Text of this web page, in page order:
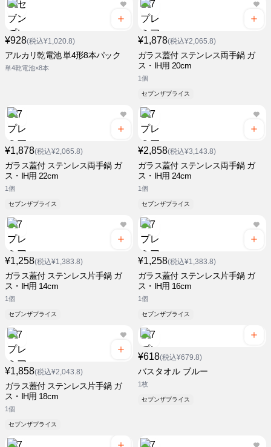
¥928(税込¥1,020.8)
アルカリ乾電池 単4形8本パック
単4乾電池×8本
¥1,878(税込¥2,065.8)
ガラス蓋付 ステンレス両手鍋 ガ
ス・IH用 20cm
1個
セブンザプライス
¥1,878(税込¥2,065.8)
ガラス蓋付 ステンレス両手鍋 ガ
ス・IH用 22cm
1個
セブンザプライス
¥2,858(税込¥3,143.8)
ガラス蓋付 ステンレス両手鍋 ガ
ス・IH用 24cm
1個
セブンザプライス
¥1,258(税込¥1,383.8)
ガラス蓋付 ステンレス片手鍋 ガ
ス・IH用 14cm
1個
セブンザプライス
¥1,258(税込¥1,383.8)
ガラス蓋付 ステンレス片手鍋 ガ
ス・IH用 16cm
1個
セブンザプライス
¥1,858(税込¥2,043.8)
ガラス蓋付 ステンレス片手鍋 ガ
ス・IH用 18cm
1個
セブンザプライス
¥618(税込¥679.8)
バスタオル ブルー
1枚
セブンザプライス